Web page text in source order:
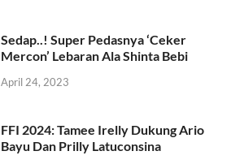
Sedap..! Super Pedasnya ‘Ceker
Mercon’ Lebaran Ala Shinta Bebi
April 24, 2023
FFI 2024: Tamee Irelly Dukung Ario
Bayu Dan Prilly Latuconsina